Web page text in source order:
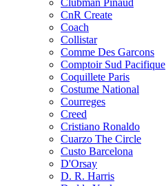
CnR Create
Coach
Collistar
Comme Des Garcons
Comptoir Sud Pacifique
Coquillete Paris
Costume National
Courreges
Creed
Cristiano Ronaldo
Cuarzo The Circle
Custo Barcelona
D'Orsay
D. R. Harris